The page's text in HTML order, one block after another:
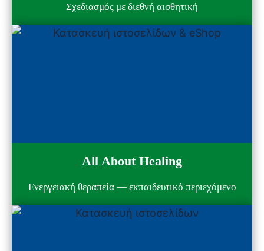
Σχεδιασμός με διεθνή αισθητική
All About Healing
Ενεργειακή θεραπεία — εκπαιδευτικό περιεχόμενο